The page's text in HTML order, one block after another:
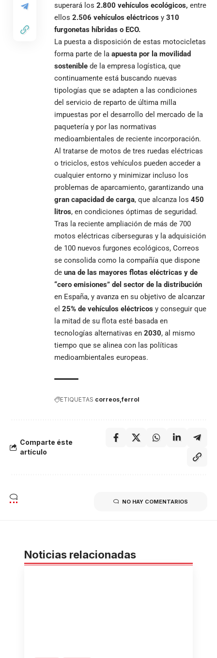
superará los 2.800 vehículos ecológicos, entre
ellos 2.506 vehículos eléctricos y 310
furgonetas híbridas o ECO.
La puesta a disposición de estas motocicletas
forma parte de la apuesta por la movilidad
sostenible de la empresa logística, que
continuamente está buscando nuevas
tipologías que se adapten a las condiciones
del servicio de reparto de última milla
impuestas por el desarrollo del mercado de la
paquetería y por las normativas
medioambientales de reciente incorporación.
Al tratarse de motos de tres ruedas eléctricas
o triciclos, estos vehículos pueden acceder a
cualquier entorno y minimizar incluso los
problemas de aparcamiento, garantizando una
gran capacidad de carga, que alcanza los 450
litros, en condiciones óptimas de seguridad.
Tras la reciente ampliación de más de 700
motos eléctricas ciberseguras y la adquisición
de 100 nuevos furgones ecológicos, Correos
se consolida como la compañía que dispone
de una de las mayores flotas eléctricas y de
“cero emisiones” del sector de la distribución
en España, y avanza en su objetivo de alcanzar
el 25% de vehículos eléctricos y conseguir que
la mitad de su flota esté basada en
tecnologías alternativas en 2030, al mismo
tiempo que se alinea con las políticas
medioambientales europeas.
ETIQUETAS correos ferrol
Comparte éste
artículo
NO HAY COMENTARIOS
Noticias relacionadas